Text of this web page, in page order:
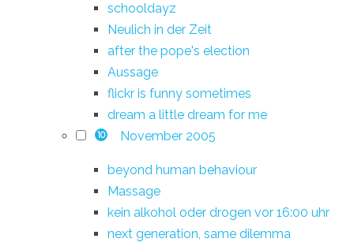
schooldayz
Neulich in der Zeit
after the pope's election
Aussage
flickr is funny sometimes
dream a little dream for me
10 November 2005
beyond human behaviour
Massage
kein alkohol oder drogen vor 16:00 uhr
next generation, same dilemma